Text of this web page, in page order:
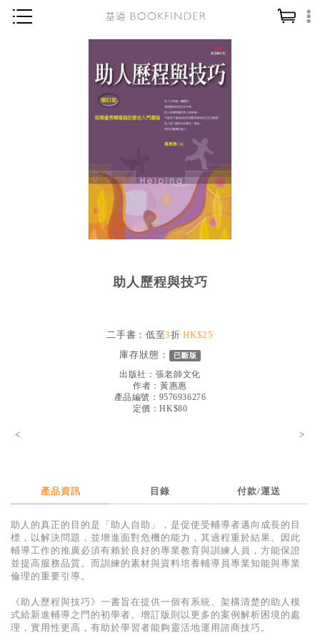
讀經／研經
靈修／禱告
信徒生活
教會事工
見證／傳記
得獎作品推介
中文二手書
英文二手書
電子書
助人歷程與技巧
二手書：低至3折HK$25
庫存狀態：
已斷版
出版社： 張老師文化
作者： 黃惠惠
產品編號：9576936276
定價：HK$80
< >
產品資訊 目錄 付款/運送
助人的真正的目的是「助人自助」，是促使受輔導者邁向成長的目
標，以解決問題，並增進面對危機的能力，其過程重於結果。因此
輔導工作的推廣必須有賴於良好的專業教育與訓練人員，方能保證
並提高服務品質。而訓練的素材與資料培養輔導員專業知能與專業
倫理的重要引導。
《助人歷程與技巧》一書旨在提供一個有系統、架構清楚的助人模
式給新進輔導之門的初學者。增訂版則以更多的案例解析困境的處
理，實用性更高，有助於學習者能夠靈活地運用諮商技巧。